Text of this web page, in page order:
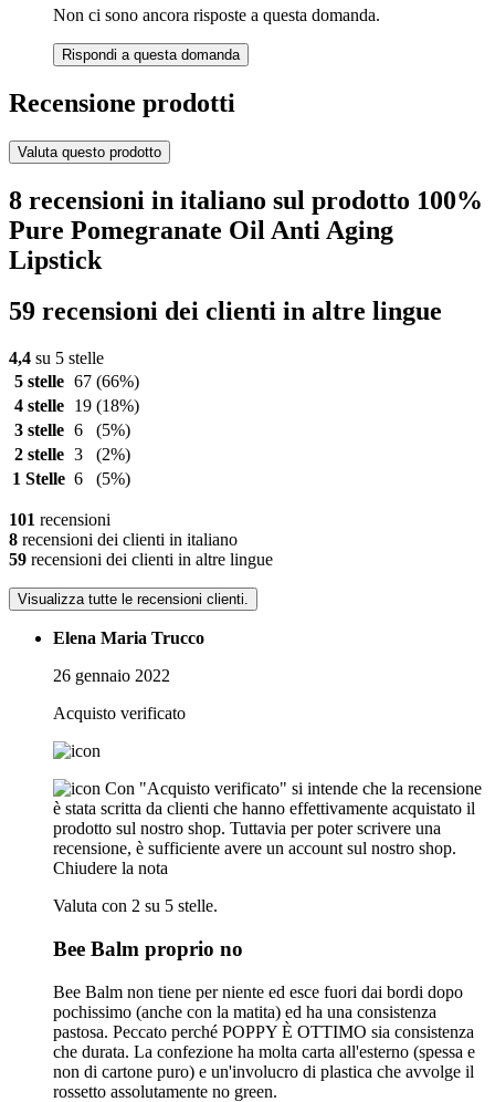
Non ci sono ancora risposte a questa domanda.
Rispondi a questa domanda
Recensione prodotti
Valuta questo prodotto
8 recensioni in italiano sul prodotto 100%
Pure Pomegranate Oil Anti Aging
Lipstick
59 recensioni dei clienti in altre lingue
4,4 su 5 stelle
5 stelle 67 (66%)
4 stelle
19 (18%)
3 stelle 6
(5%)
2 stelle 3
(2%)
1 Stelle 6 (5%)
101 recensioni
8 recensioni dei clienti in italiano
59 recensioni dei clienti in altre lingue
Visualizza tutte le recensioni clienti.
Elena Maria Trucco
26 gennaio 2022
Acquisto verificato
Con "Acquisto verificato" si intende che la recensione
è stata scritta da clienti che hanno effettivamente acquistato il
prodotto sul nostro shop. Tuttavia per poter scrivere una
recensione, è sufficiente avere un account sul nostro shop.
Chiudere la nota
Valuta con 2 su 5 stelle.
Bee Balm proprio no
Bee Balm non tiene per niente ed esce fuori dai bordi dopo
pochissimo (anche con la matita) ed ha una consistenza
pastosa. Peccato perché POPPY È OTTIMO sia consistenza
che durata. La confezione ha molta carta all'esterno (spessa e
non di cartone puro) e un'involucro di plastica che avvolge il
rossetto assolutamente no green.